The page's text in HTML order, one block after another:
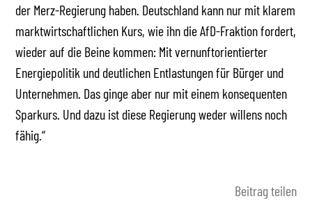
der Merz-Regierung haben. Deutschland kann nur mit klarem
marktwirtschaftlichen Kurs, wie ihn die AfD-Fraktion fordert,
wieder auf die Beine kommen: Mit vernunftorientierter
Energiepolitik und deutlichen Entlastungen für Bürger und
Unternehmen. Das ginge aber nur mit einem konsequenten
Sparkurs. Und dazu ist diese Regierung weder willens noch
fähig.“
Beitrag teilen